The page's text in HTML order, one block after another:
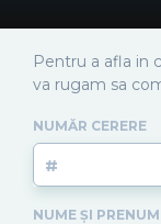
Pentru a afla in
va rugam sa
NUMĂR CERERE
NUME ȘI